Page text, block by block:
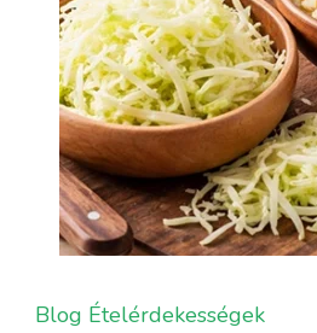
Blog Ételérdekességek